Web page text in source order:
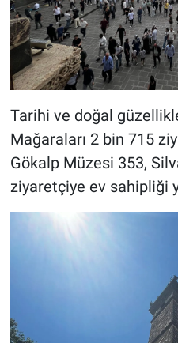
Tarihi ve doğal
Mağaraları 2 bin 715
Gökalp Müzesi 353,
ziyaretçiye ev sahipliği